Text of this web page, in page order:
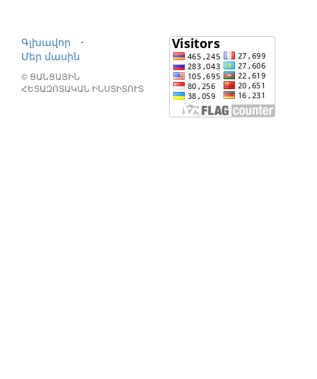
Գլխավոր
⋅
Մեր մասին
© ՑԱՆՑԱՅԻՆ
ՀԵՏԱԶՈՏԱԿԱՆ ԻՆՍՏԻՏՈՒՏ